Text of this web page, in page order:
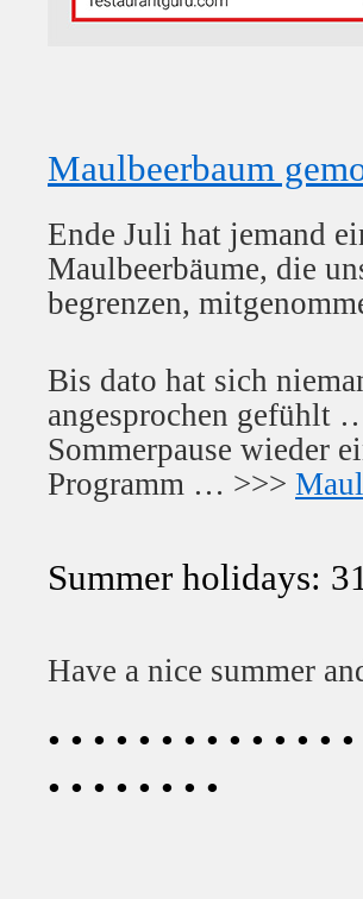
Maulbeerbaum
Ende Juli hat jemand
Maulbeerbäume, die
begrenzen,
Bis dato hat sich
angesprochen gefühlt
Sommerpause wieder
Programm … >>>
Summer holidays:
Have a nice summer
• • • • • • • • • • • • •
• • • • • • • •